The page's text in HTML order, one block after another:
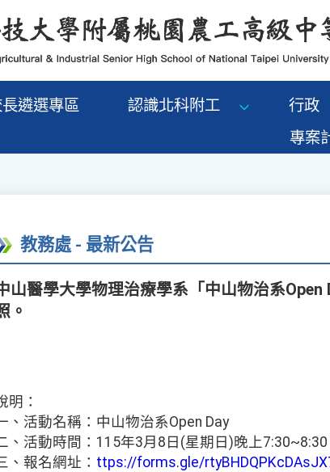
遴選專區 認識北科附工 行政
專案
教務處 - 最新公告
山醫學大學物理治療學系「中山物治系
。
明：
、活動名稱：中山物治系Open Day
、活動時間：115年3月8日(星期日)晚上7:30~8:30
、報名網址： ttps://forms.gle/